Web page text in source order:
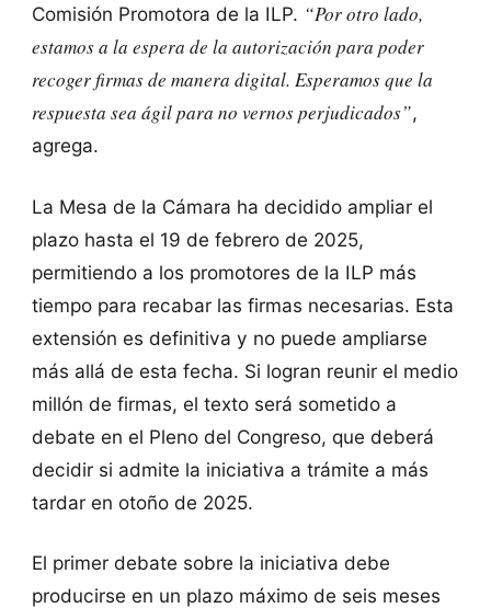
Comisión Promotora de la ILP. “Por otro lado,
estamos a la espera de la autorización para poder
recoger firmas de manera digital. Esperamos que la
respuesta sea ágil para no vernos perjudicados”,
agrega.
La Mesa de la Cámara ha decidido ampliar el
plazo hasta el 19 de febrero de 2025,
permitiendo a los promotores de la ILP más
tiempo para recabar las firmas necesarias. Esta
extensión es definitiva y no puede ampliarse
más allá de esta fecha. Si logran reunir el medio
millón de firmas, el texto será sometido a
debate en el Pleno del Congreso, que deberá
decidir si admite la iniciativa a trámite a más
tardar en otoño de 2025.
El primer debate sobre la iniciativa debe
producirse en un plazo máximo de seis meses